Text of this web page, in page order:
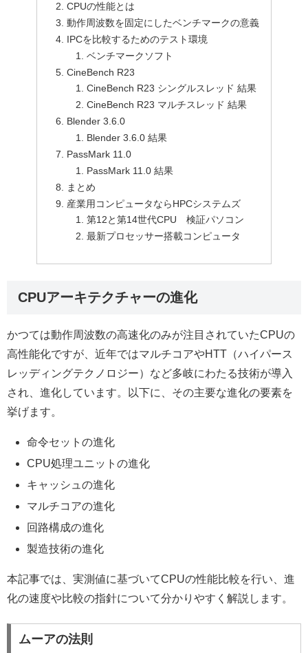
CPUの性能とは
動作周波数を固定にしたベンチマークの意義
IPCを比較するためのテスト環境
ベンチマークソフト
CineBench R23
CineBench R23 シングルスレッド 結果
CineBench R23 マルチスレッド 結果
Blender 3.6.0
Blender 3.6.0 結果
PassMark 11.0
PassMark 11.0 結果
まとめ
産業用コンピュータならHPCシステムズ
第12と第14世代CPU 検証パソコン
最新プロセッサー搭載コンピュータ
CPUアーキテクチャーの進化
かつては動作周波数の高速化のみが注目されていたCPUの
高性能化ですが、近年ではマルチコアやHTT（ハイパース
レッディングテクノロジー）など多岐にわたる技術が導入
され、進化しています。以下に、その主要な進化の要素を
挙げます。
命令セットの進化
CPU処理ユニットの進化
キャッシュの進化
マルチコアの進化
回路構成の進化
製造技術の進化
本記事では、実測値に基づいてCPUの性能比較を行い、進
化の速度や比較の指針について分かりやすく解説します。
ムーアの法則